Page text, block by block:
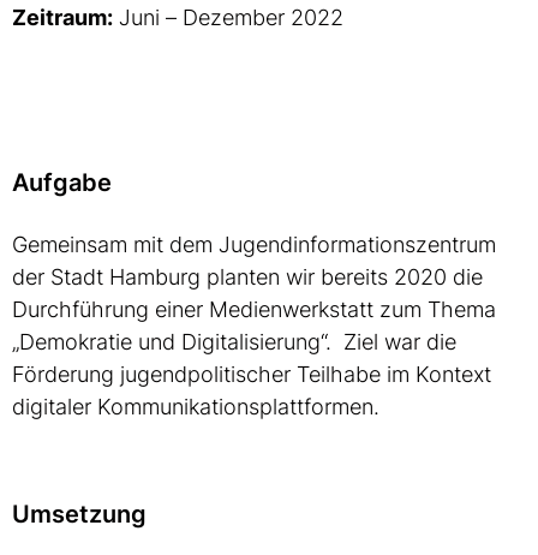
Zeitraum: Juni – Dezember 2022
Aufgabe
Gemeinsam mit dem Jugendinformationszentrum
der Stadt Hamburg planten wir bereits 2020 die
Durchführung einer Medienwerkstatt zum Thema
„Demokratie und Digitalisierung“. Ziel war die
Förderung jugendpolitischer Teilhabe im Kontext
digitaler Kommunikationsplattformen.
Umsetzung